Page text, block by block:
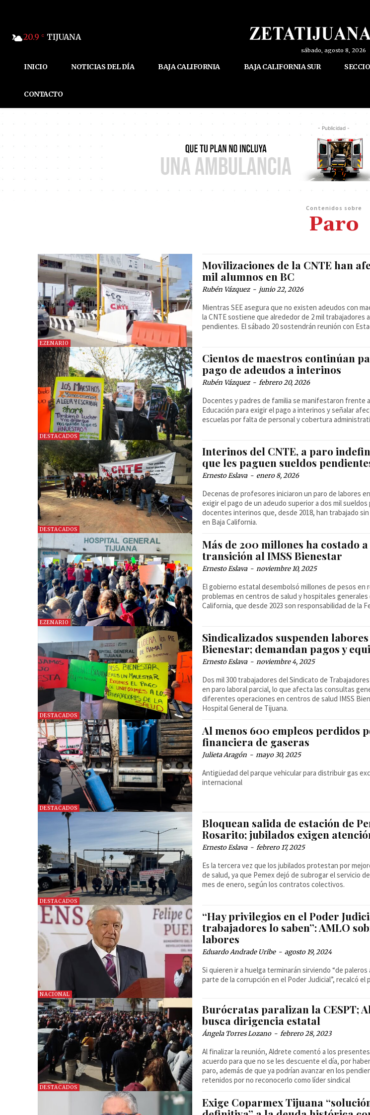
20.9 C TIJUANA
sábado, agosto 8, 2026
INICIO NOTICIAS DEL DÍA BAJA CALIFORNIA BAJA CALIFORNIA SUR
CONTACTO
- Publicidad -
Contenidos sobre
Paro
EZENARIO
Movilizaciones de la CNTE han
mil alumnos en BC
Rubén Vázquez - junio 22, 2026
Mientras SEE asegura que no existen adeudos con
la CNTE sostiene que alrededor de 2 mil trabajadores
pendientes. El sábado 20 sostendrán reunión con
DESTACADOS
Cientos de maestros continúan
pago de adeudos a interinos
Rubén Vázquez - febrero 20, 2026
Docentes y padres de familia se manifestaron frente
Educación para exigir el pago a interinos y señalar
escuelas por falta de personal y cobertura
DESTACADOS
Interinos del CNTE, a paro
que les paguen sueldos
Ernesto Eslava - enero 8, 2026
Decenas de profesores iniciaron un paro de labores
exigir el pago de un adeudo superior a dos mil
docentes interinos que, desde 2018, han trabajado
en Baja California.
EZENARIO
Más de 200 millones ha costado
transición al IMSS Bienestar
Ernesto Eslava - noviembre 10, 2025
El gobierno estatal desembolsó millones de pesos en
problemas en centros de salud y hospitales generales
California, que desde 2023 son responsabilidad de la
DESTACADOS
Sindicalizados suspenden labores
Bienestar; demandan pagos y
Ernesto Eslava - noviembre 4, 2025
Dos mil 300 trabajadores del Sindicato de
en paro laboral parcial, lo que afecta las consultas
diferentes operaciones en centros de salud IMSS
Hospital General de Tijuana.
DESTACADOS
Al menos 600 empleos perdidos
financiera de gaseras
Julieta Aragón - mayo 30, 2025
Antigüedad del parque vehicular para distribuir gas
internacional
DESTACADOS
Bloquean salida de estación de
Rosarito; jubilados exigen
Ernesto Eslava - febrero 17, 2025
Es la tercera vez que los jubilados protestan por
de salud, ya que Pemex dejó de subrogar el servicio
mes de enero, según los contratos colectivos.
NACIONAL
“Hay privilegios en el Poder
trabajadores lo saben”: AMLO
labores
Eduardo Andrade Uribe - agosto 19, 2024
Si quieren ir a huelga terminarán sirviendo “de
parte de la corrupción en el Poder Judicial”, recalcó el
DESTACADOS
Burócratas paralizan la CESPT;
busca dirigencia estatal
Ángela Torres Lozano - febrero 28, 2023
Al finalizar la reunión, Aldrete comentó a los
acuerdo para que no se les descuente el día, por
paro, además de que ya podrían avanzar en los
retenidos por no reconocerlo como líder sindical
Exige Coparmex Tijuana